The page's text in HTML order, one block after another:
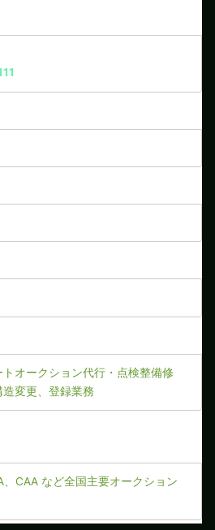
オークション代行・点検整備修
変更、登録業務
、CAA など全国主要オークション